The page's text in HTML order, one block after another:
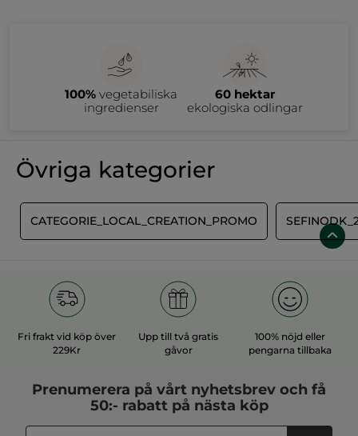
100% vegetabiliska
ingredienser
60 hektar
ekologiska odlingar
Övriga kategorier
CATEGORIE_LOCAL_CREATION_PROMO
Fri frakt vid köp över
229Kr
Upp till två gratis
gåvor
100% nöjd eller
pengarna tillbaka
Prenumerera på vårt nyhetsbrev och få
50:- rabatt på nästa köp